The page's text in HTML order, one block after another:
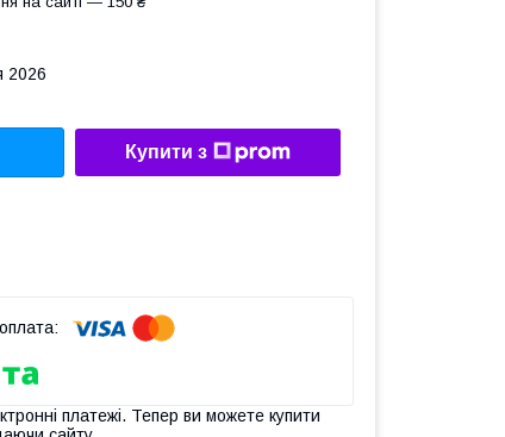
2026
Купити з
платежі. Тепер ви можете купити